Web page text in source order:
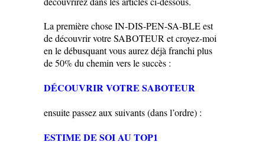
La première chose IN-DIS-PEN-SA-BLE est
de découvrir votre SABOTEUR et croyez-moi
en le débusquant vous aurez déjà franchi plus
de 50% du chemin vers le succès :
DÉCOUVRIR VOTRE SABOTEUR
ensuite passez aux suivants (dans l’ordre) :
ESTIME DE SOI AU TOP1